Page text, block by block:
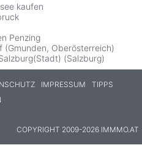
kaufen
Penzing
(Gmunden, Oberösterreich)
(Salzburg)
IMPRESSUM
TIPPS
COPYRIGHT 2009-2026 IMMMO.AT